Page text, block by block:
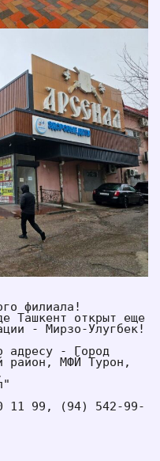
филиала!
Ташкент открыт еще
адресу - Город
район, МФЙ Турон,
11 99, (94) 542-99-